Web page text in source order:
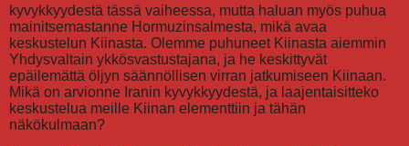
kyvykkyydestä tässä vaiheessa, mutta haluan myös puhua
mainitsemastanne Hormuzinsalmesta, mikä avaa
keskustelun Kiinasta. Olemme puhuneet Kiinasta aiemmin
Yhdysvaltain ykkösvastustajana, ja he keskittyvät
epäilemättä öljyn säännöllisen virran jatkumiseen Kiinaan.
Mikä on arvionne Iranin kyvykkyydestä, ja laajentaisitteko
keskustelua meille Kiinan elementtiin ja tähän
näkökulmaan?